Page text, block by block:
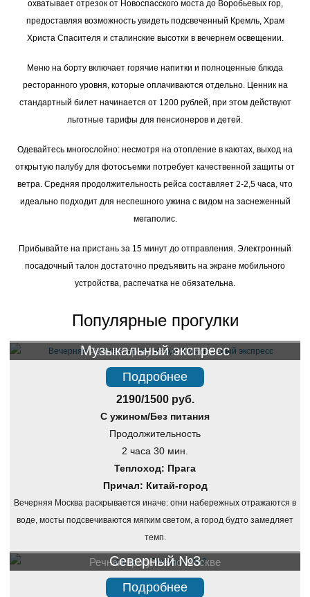
охватывает отрезок от Новоспасского моста до Воробьевых гор,
предоставляя возможность увидеть подсвеченный Кремль, Храм
Христа Спасителя и сталинские высотки в вечернем освещении.
Меню на борту включает горячие напитки и полноценные блюда
ресторанного уровня, которые оплачиваются отдельно. Ценник на
стандартный билет начинается от 1200 рублей, при этом действуют
льготные тарифы для пенсионеров и детей.
Одевайтесь многослойно: несмотря на отопление в каютах, выход на
открытую палубу для фотосъемки потребует качественной защиты от
ветра. Средняя продолжительность рейса составляет 2-2,5 часа, что
идеально подходит для неспешного ужина с видом на заснеженный
мегаполис.
Прибывайте на пристань за 15 минут до отправления. Электронный
посадочный талон достаточно предъявить на экране мобильного
устройства, распечатка не обязательна.
Популярные прогулки
Речная прогулка по Москве
Музыкальный экспресс
Подробнее
2190/1500 руб.
С ужином/Без питания
Продолжительность
2 часа 30 мин.
Теплоход: Прага
Причал: Китай-город
Вечерняя Москва раскрывается иначе: огни набережных отражаются в
воде, мосты подсвечиваются мягким светом, а город будто замедляет
темп.
Речная прогулка по Москве
Северный №3
Подробнее